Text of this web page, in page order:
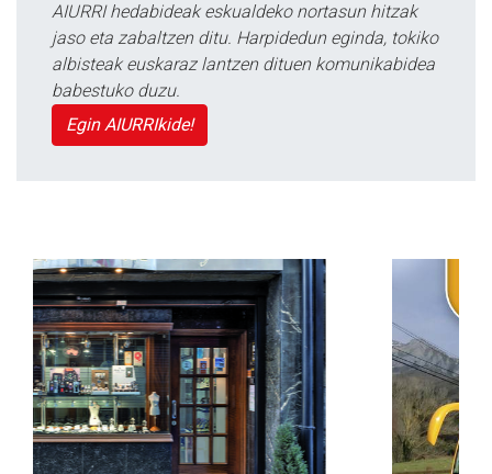
AIURRI hedabideak eskualdeko nortasun hitzak
jaso eta zabaltzen ditu. Harpidedun eginda, tokiko
albisteak euskaraz lantzen dituen komunikabidea
babestuko duzu.
Egin AIURRIkide!